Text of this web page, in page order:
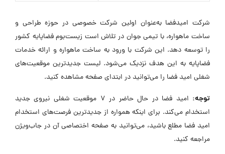
شرکت امیدفضا به‌عنوان اولین شرکت خصوصی در حوزه طراحی و
ساخت ماهواره، با تیمی جوان در تلاش است زیست‌بوم فضاپایه کشور
را توسعه دهد. این شرکت با ورود به ساخت ماهواره و ارائه خدمات
فضاپایه به این هدف نزدیک می‌شود. لیست جدیدترین موقعیت‌های
شغلی امید فضا را می‌توانید در ابتدای صفحه مشاهده کنید.
توجه:
امید فضا در حال حاضر در ۷ موقعیت شغلی نیروی جدید
استخدام می‌کند. برای اینکه همواره از جدیدترین فرصت‌های استخدام
امید فضا مطلع باشید، می‌توانید به صفحه اختصاصی آن در جاب‌ویژن
مراجعه کنید.